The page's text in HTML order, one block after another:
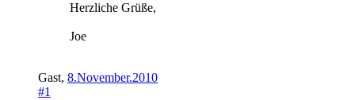
Herzliche Grüße,
Joe
Gast, 8.November.2010
#1